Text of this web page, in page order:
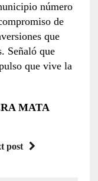
número
de
que
Señaló que
que vive la
MATA
post